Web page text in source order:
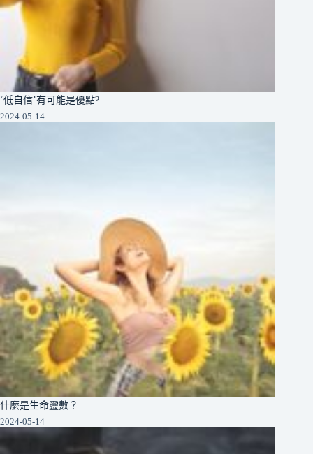
‘低自信’有可能是優點?
2024-05-14
什麼是生命靈數？
2024-05-14